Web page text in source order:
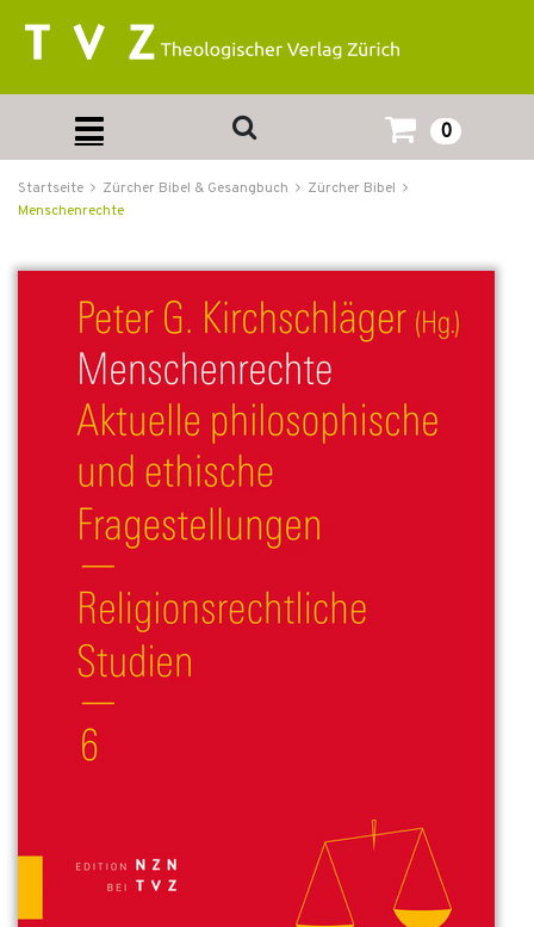
0
Startseite Zürcher Bibel & Gesangbuch
Zürcher Bibel
Menschenrechte